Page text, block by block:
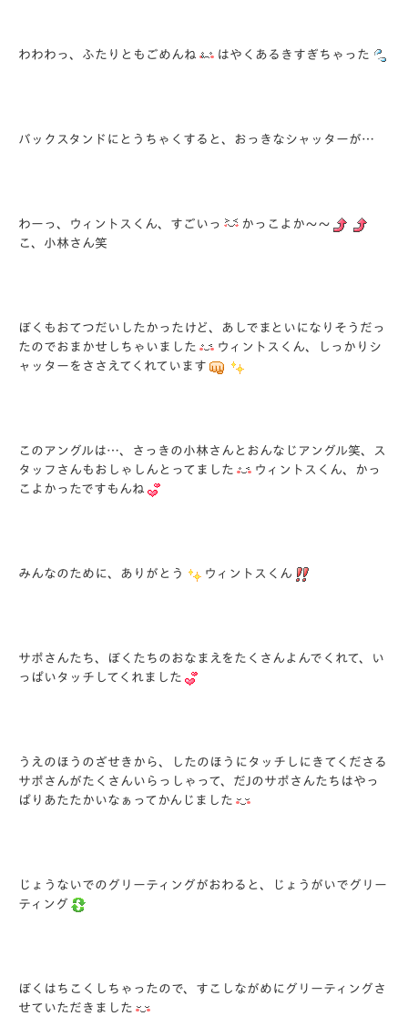
わわわっ、ふたりともごめんね はやくあるきすぎちゃった
バックスタンドにとうちゃくすると、おっきなシャッターが…
わーっ、ウィントスくん、すごいっ
かっこよか～～
こ、小林さん笑
ぼくもおてつだいしたかったけど、あしでまといになりそうだっ
たのでおまかせしちゃいました
ウィントスくん、しっかりシ
ャッターをささえてくれています
このアングルは…、さっきの小林さんとおんなじアングル笑、ス
タッフさんもおしゃしんとってました
ウィントスくん、かっ
こよかったですもんね
みんなのために、ありがとう ウィントスくん
サポさんたち、ぼくたちのおなまえをたくさんよんでくれて、い
っぱいタッチしてくれました
うえのほうのざせきから、したのほうにタッチしにきてくださる
サポさんがたくさんいらっしゃって、だJのサポさんたちはやっ
ぱりあたたかいなぁってかんじました
じょうないでのグリーティングがおわると、じょうがいでグリー
ティング
ぼくはちこくしちゃったので、すこしながめにグリーティングさ
せていただきました